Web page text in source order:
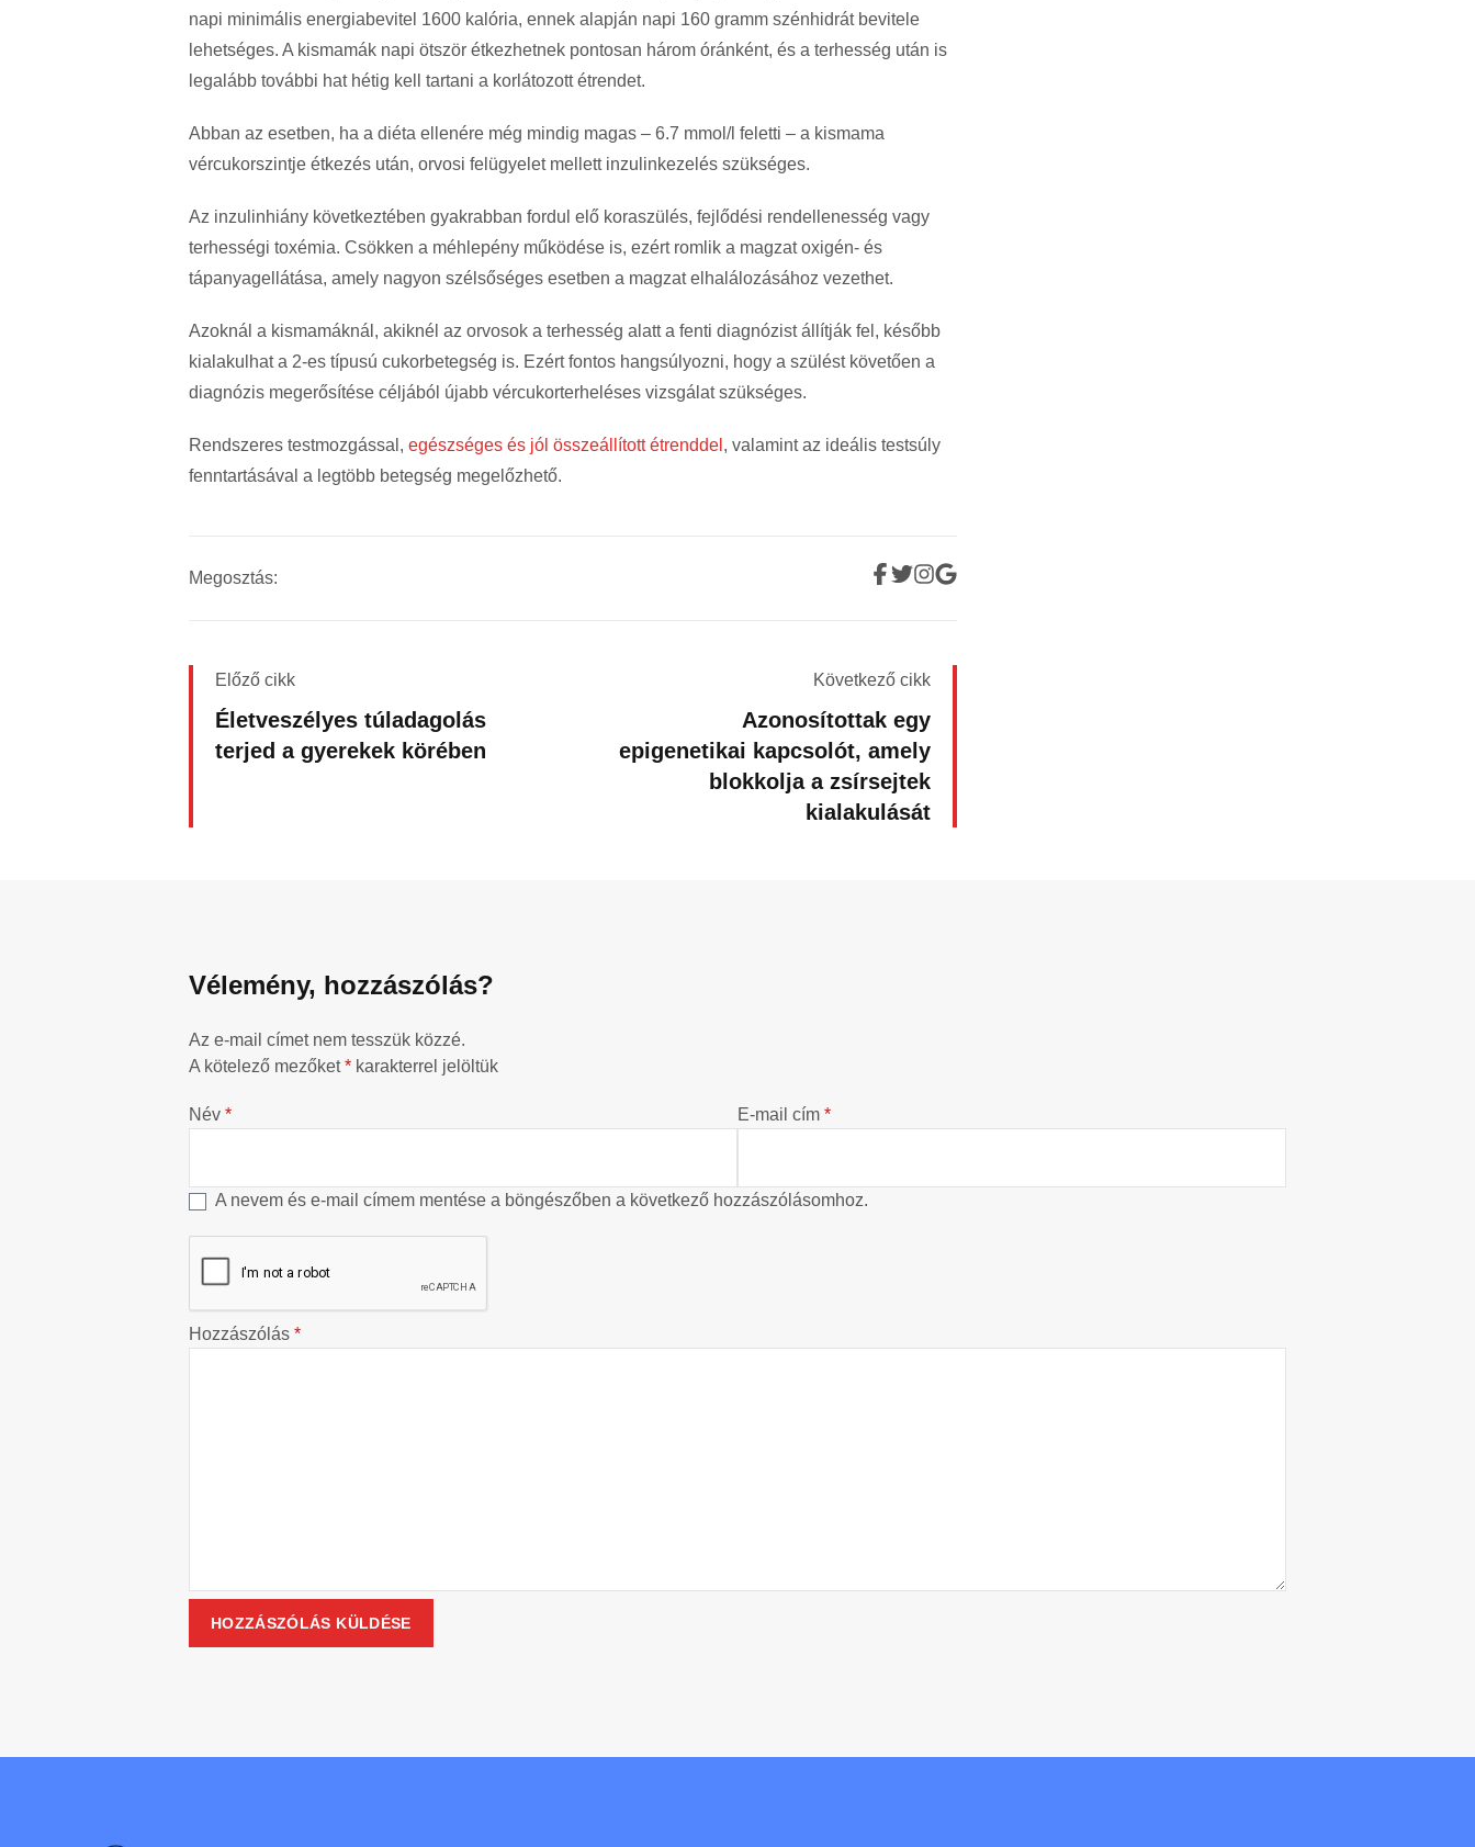
napi minimális energiabevitel 1600 kalória, ennek alapján napi 160 gramm szénhidrát bevitele
lehetséges. A kismamák napi ötször étkezhetnek pontosan három óránként, és a terhesség után is
legalább további hat hétig kell tartani a korlátozott étrendet.
Abban az esetben, ha a diéta ellenére még mindig magas – 6.7 mmol/l feletti – a kismama
vércukorszintje étkezés után, orvosi felügyelet mellett inzulinkezelés szükséges.
Az inzulinhiány következtében gyakrabban fordul elő koraszülés, fejlődési rendellenesség vagy
terhességi toxémia. Csökken a méhlepény működése is, ezért romlik a magzat oxigén- és
tápanyagellátása, amely nagyon szélsőséges esetben a magzat elhalálozásához vezethet.
Azoknál a kismamáknál, akiknél az orvosok a terhesség alatt a fenti diagnózist állítják fel, később
kialakulhat a 2-es típusú cukorbetegség is. Ezért fontos hangsúlyozni, hogy a szülést követően a
diagnózis megerősítése céljából újabb vércukorterheléses vizsgálat szükséges.
Rendszeres testmozgással, egészséges és jól összeállított étrenddel , valamint az ideális testsúly
fenntartásával a legtöbb betegség megelőzhető.
Megosztás:
Előző cikk
Életveszélyes túladagolás
terjed a gyerekek körében
Következő cikk
Azonosítottak egy
epigenetikai kapcsolót, amely
blokkolja a zsírsejtek
kialakulását
Vélemény, hozzászólás?
Az e-mail címet nem tesszük közzé.
A kötelező mezőket* karakterrel jelöltük
Név * E-mail cím *
A nevem és e-mail címem mentése a böngészőben a következő hozzászólásomhoz.
Hozzászólás *